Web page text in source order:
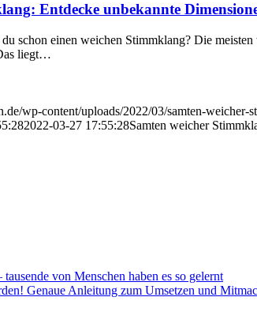
Entdecke unbekannte
schon einen weichen Stimmklang? Die
liegt…
wp-content/uploads/2022/03/samten-weicher-
2022-03-27 17:55:28Samten weicher
von Menschen haben es so gelernt
Genaue Anleitung zum Umsetzen und